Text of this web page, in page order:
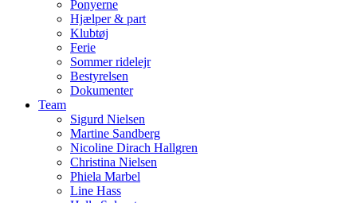
Ponyerne
Hjælper & part
Klubtøj
Ferie
Sommer ridelejr
Bestyrelsen
Dokumenter
Team
Sigurd Nielsen
Martine Sandberg
Nicoline Dirach Hallgren
Christina Nielsen
Phiela Marbel
Line Hass